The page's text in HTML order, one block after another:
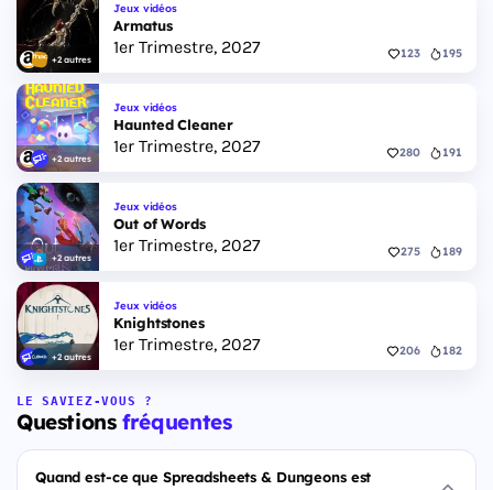
+2 autres
Jeux vidéos
Armatus
1er Trimestre, 2027 123 195
+2 autres
Jeux vidéos
Haunted Cleaner
1er Trimestre, 2027 280 191
+2 autres
Jeux vidéos
Out of Words
1er Trimestre, 2027 275 189
+2 autres
Jeux vidéos
Knightstones
1er Trimestre, 2027 206 182
LE SAVIEZ-VOUS ?
Questionsfréquentes
Quand est-ce que Spreadsheets & Dungeons est